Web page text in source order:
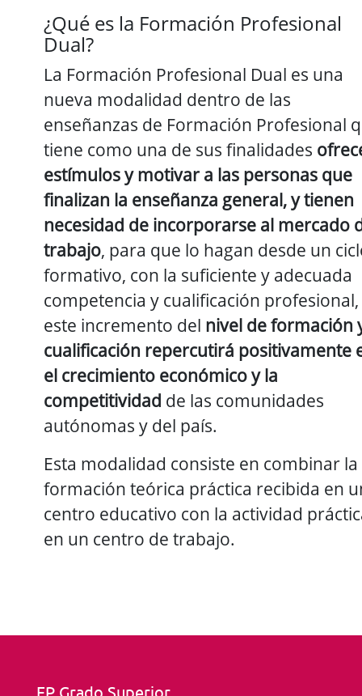
¿Qué es la Formación Profesional
Dual?
La Formación Profesional Dual es una
nueva modalidad dentro de las
enseñanzas de Formación Profesional
tiene como una de sus finalidades
estímulos y motivar a las personas que
finalizan la enseñanza general, y tienen
necesidad de incorporarse al mercado
trabajo, para que lo hagan desde un
formativo, con la suficiente y adecuada
competencia y cualificación profesional,
este incremento del nivel de formación
cualificación repercutirá positivamente
el crecimiento económico y la
competitividad de las comunidades
autónomas y del país.
Esta modalidad consiste en combinar la
formación teórica práctica recibida en
centro educativo con la actividad
en un centro de trabajo.
FP Grado Superior